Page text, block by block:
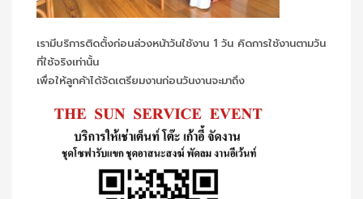
เรามีบริการติดตั้งก่อนล่วงหน้าวันใช้งาน 1 วัน คิดการใช้งานตามวัน
ที่ใช้จริงเท่านั้น
เพื่อให้ลูกค้าได้จัดเตรียมงานก่อนวันงานจะมาถึง